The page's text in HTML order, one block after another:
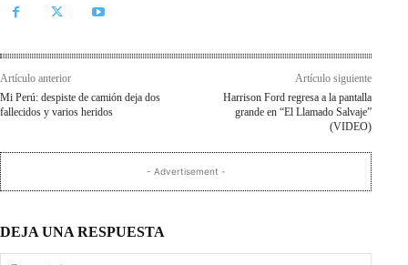
Artículo anterior
Mi Perú: despiste de camión deja dos
fallecidos y varios heridos
Artículo siguiente
Harrison Ford regresa a la pantalla
grande en “El Llamado Salvaje”
(VIDEO)
- Advertisement -
DEJA UNA RESPUESTA